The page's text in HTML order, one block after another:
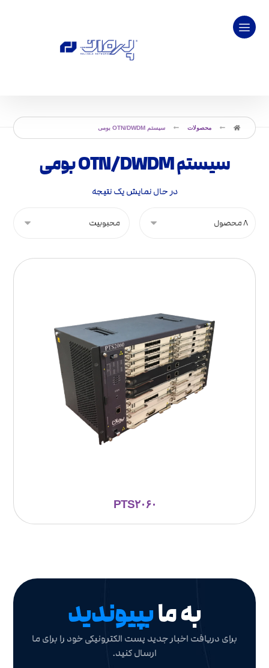
محصولات سیستم OTN/DWDM بومی
سیستم OTN/DWDM بومی
در حال نمایش یک نتیجه
PTS۲۰۶۰
به مابپیوندید
برای دریافت اخبار جدید پست الکترونیکی خود را برای ما
ارسال کنید.